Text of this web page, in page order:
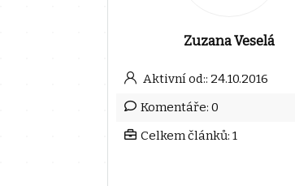
Zuzana Veselá
Aktivní od:: 24.10.2016
Komentáře: 0
Celkem článků: 1